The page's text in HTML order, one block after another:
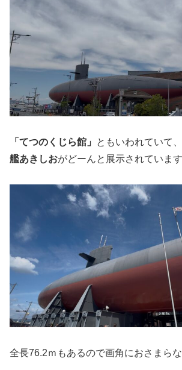
「てつのくじら館」 ともいわれていて
艦あきしおがどーんと展示されています
全長76.2ｍもあるので画角におさまらな